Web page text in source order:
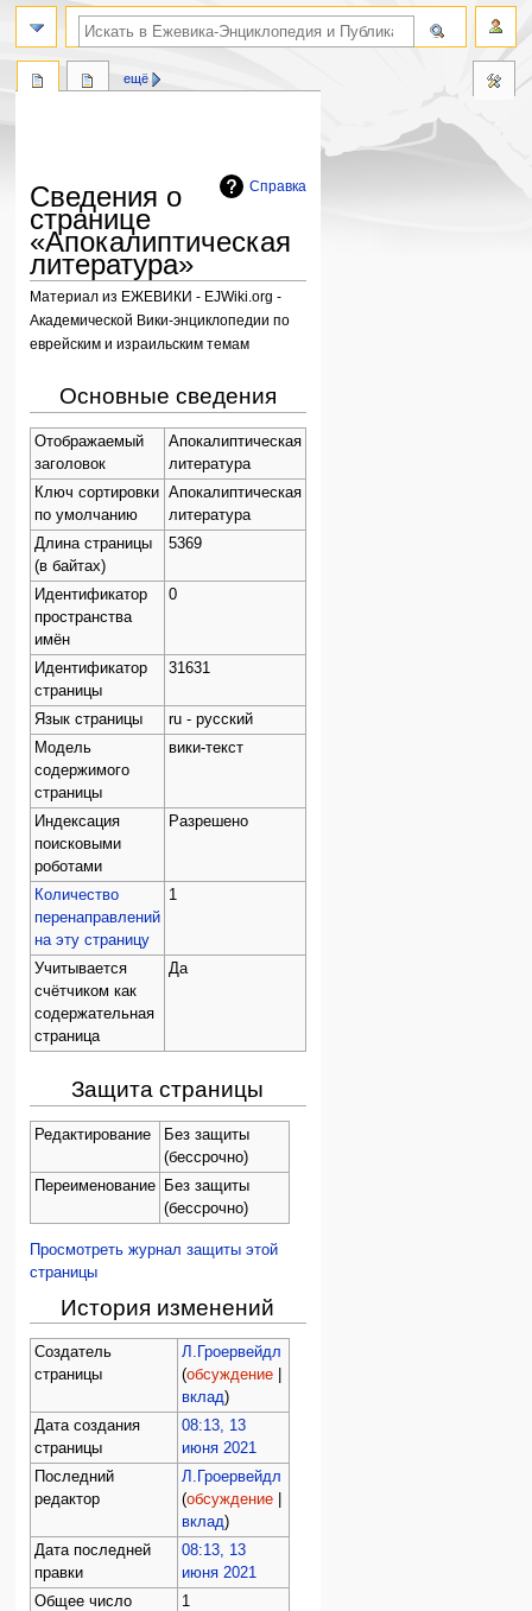
Справка
Сведения о
странице
«Апокалиптическая
литература»
Материал из ЕЖЕВИКИ - EJWiki.org -
Академической Вики-энциклопедии по
еврейским и израильским темам
навигации
поиску
Основные сведения
Отображаемый
заголовок
Апокалиптическая
литература
Ключ сортировки
по умолчанию
Апокалиптическая
литература
Длина страницы
(в байтах)
5369
Идентификатор
пространства
имён
0
Идентификатор
страницы
31631
Язык страницы
ru - русский
Модель
содержимого
страницы
вики-текст
Индексация
поисковыми
роботами
Разрешено
Количество
перенаправлений
на эту страницу
1
Учитывается
счётчиком как
содержательная
страница
Да
Защита страницы
Редактирование
Без защиты
(бессрочно)
Переименование
Без защиты
(бессрочно)
Просмотреть журнал защиты этой
страницы
История изменений
Создатель
страницы
Л.Гроервейдл
(обсуждение|
вклад)
Дата создания
страницы
08:13, 13
июня 2021
Последний
редактор
Л.Гроервейдл
(обсуждение|
вклад)
Дата последней
правки
08:13, 13
июня 2021
Общее число
1
ещё
поиск по словам